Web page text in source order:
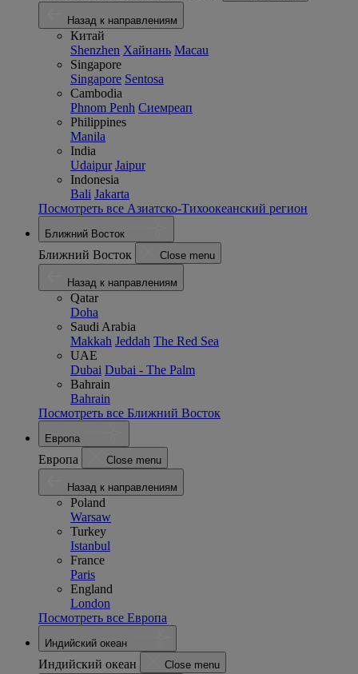
Назад к направлениям
Китай
Shenzhen Хайнань Macau
Singapore
Singapore Sentosa
Cambodia
Phnom Penh Сиемреап
Philippines
Manila
India
Udaipur Jaipur
Indonesia
Bali Jakarta
Посмотреть все Азиатско-Тихоокеанский регион
Ближний Восток
Ближний Восток Close menu
Назад к направлениям
Qatar
Doha
Saudi Arabia
Makkah Jeddah The Red Sea
UAE
Dubai Dubai - The Palm
Bahrain
Bahrain
Посмотреть все Ближний Восток
Европа
Европа Close menu
Назад к направлениям
Poland
Warsaw
Turkey
Istanbul
France
Paris
England
London
Посмотреть все Европа
Индийский океан
Индийский океан Close menu